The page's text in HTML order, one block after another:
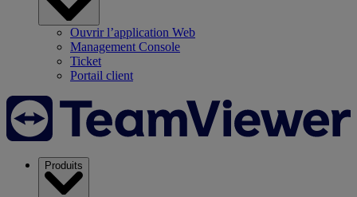
Ouvrir l’application Web
Management Console
Ticket
Portail client
Produits